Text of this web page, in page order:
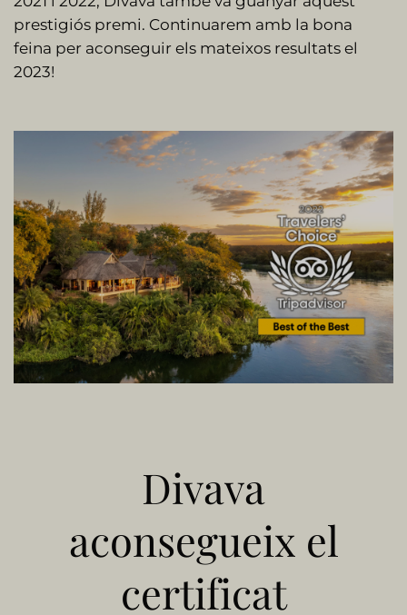
prestigiós premi. Continuarem amb la bona
feina per aconseguir els mateixos resultats el
2023!
Divava
aconsegueix el
certificat